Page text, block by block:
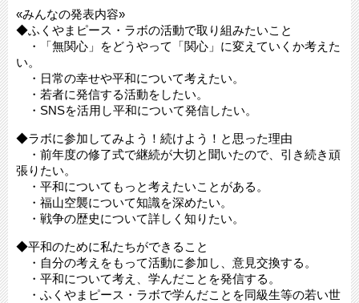
«みんなの発表内容»
◆ふくやまピース・ラボの活動で取り組みたいこと
・「無関心」をどうやって「関心」に変えていくか考えた
い。
・日常の幸せや平和について考えたい。
・若者に発信する活動をしたい。
・SNSを活用し平和について発信したい。
◆ラボに参加してみよう！続けよう！と思った理由
・前年度の修了式で継続が大切と聞いたので、引き続き頑
張りたい。
・平和についてもっと考えたいことがある。
・福山空襲について知識を深めたい。
・戦争の歴史について詳しく知りたい。
◆平和のために私たちができること
・自分の考えをもって活動に参加し、意見交換する。
・平和について考え、学んだことを発信する。
・ふくやまピース・ラボで学んだことを同級生等の若い世